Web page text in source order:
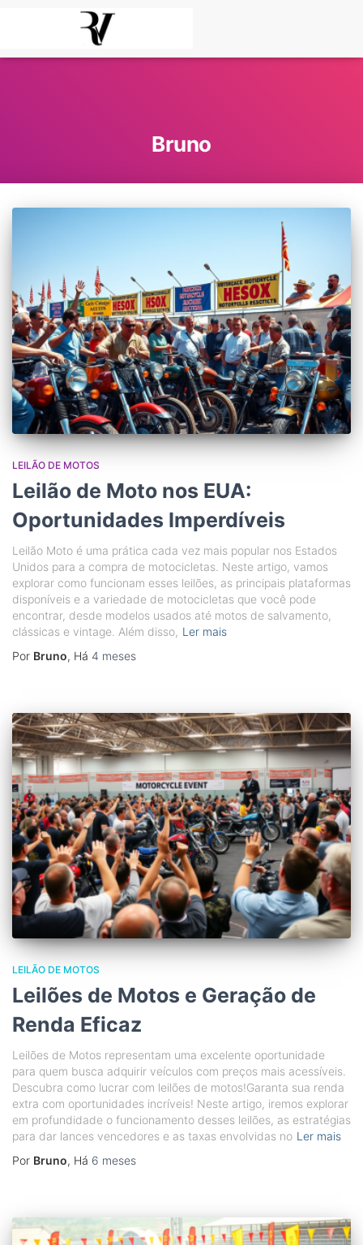
Bruno
LEILÃO DE MOTOS
Leilão de Moto nos EUA:
Oportunidades Imperdíveis
Leilão Moto é uma prática cada vez mais popular nos Estados
Unidos para a compra de motocicletas. Neste artigo, vamos
explorar como funcionam esses leilões, as principais plataformas
disponíveis e a variedade de motocicletas que você pode
encontrar, desde modelos usados até motos de salvamento,
clássicas e vintage. Além disso, Ler mais
Por Bruno, Há 4 meses
LEILÃO DE MOTOS
Leilões de Motos e Geração de
Renda Eficaz
Leilões de Motos representam uma excelente oportunidade
para quem busca adquirir veículos com preços mais acessíveis.
Descubra como lucrar com leilões de motos!Garanta sua renda
extra com oportunidades incríveis! Neste artigo, iremos explorar
em profundidade o funcionamento desses leilões, as estratégias
para dar lances vencedores e as taxas envolvidas no Ler mais
Por Bruno, Há 6 meses